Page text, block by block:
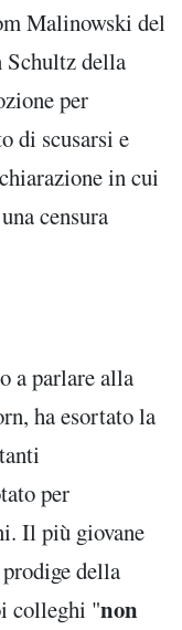
Malinowski del
Schultz della
per
di scusarsi e
in cui
censura
a parlare alla
ha esortato la
per
Il più giovane
della
colleghi "non